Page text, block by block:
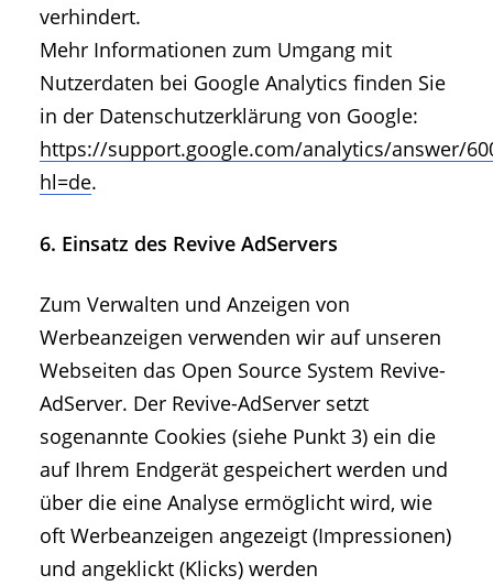
verhindert.
Mehr Informationen zum Umgang mit
Nutzerdaten bei Google Analytics finden Sie
in der Datenschutzerklärung von Google:
https://support.google.com/analytics/answer/
hl=de.
6. Einsatz des Revive AdServers
Zum Verwalten und Anzeigen von
Werbeanzeigen verwenden wir auf unseren
Webseiten das Open Source System Revive-
AdServer. Der Revive-AdServer setzt
sogenannte Cookies (siehe Punkt 3) ein die
auf Ihrem Endgerät gespeichert werden und
über die eine Analyse ermöglicht wird, wie
oft Werbeanzeigen angezeigt (Impressionen)
und angeklickt (Klicks) werden